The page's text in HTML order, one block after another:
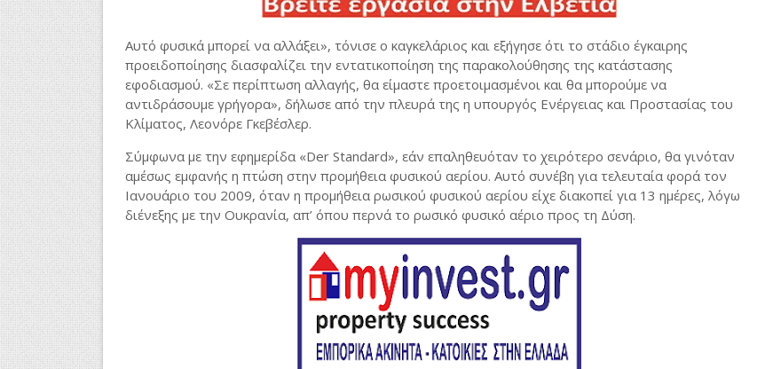
Αυτό φυσικά μπορεί να αλλάξει», τόνισε ο καγκελάριος και εξήγησε ότι το στάδιο έγκαιρης
προειδοποίησης διασφαλίζει την εντατικοποίηση της παρακολούθησης της κατάστασης
εφοδιασμού. «Σε περίπτωση αλλαγής, θα είμαστε προετοιμασμένοι και θα μπορούμε να
αντιδράσουμε γρήγορα», δήλωσε από την πλευρά της η υπουργός Ενέργειας και Προστασίας του
Κλίματος, Λεονόρε Γκεβέσλερ.
Σύμφωνα με την εφημερίδα «Der Standard», εάν επαληθευόταν το χειρότερο σενάριο, θα γινόταν
αμέσως εμφανής η πτώση στην προμήθεια φυσικού αερίου. Αυτό συνέβη για τελευταία φορά τον
Ιανουάριο του 2009, όταν η προμήθεια ρωσικού φυσικού αερίου είχε διακοπεί για 13 ημέρες, λόγω
διένεξης με την Ουκρανία, απ’ όπου περνά το ρωσικό φυσικό αέριο προς τη Δύση.